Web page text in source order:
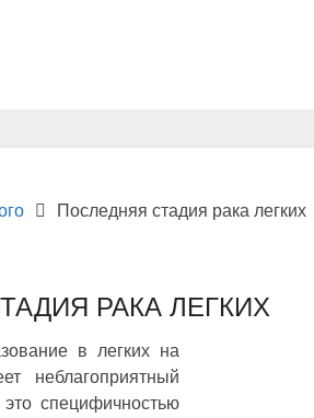
Последняя стадия рака легких
РАКА ЛЕГКИХ
в легких на
неблагоприятный
специфичностью